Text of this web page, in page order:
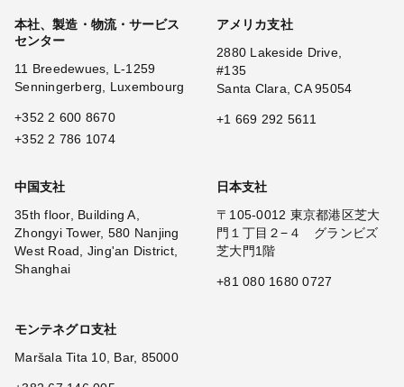
本社、製造・物流・サービス
センター
11 Breedewues, L-1259
Senningerberg, Luxembourg
+352 2 600 8670
+352 2 786 1074
アメリカ支社
2880 Lakeside Drive,
#135
Santa Clara, CA 95054
+1 669 292 5611
中国支社
35th floor, Building A,
Zhongyi Tower, 580 Nanjing
West Road, Jing'an District,
Shanghai
日本支社
〒105-0012 東京都港区芝大
門１丁目２−４ グランビズ
芝大門1階
+81 080 1680 0727
モンテネグロ支社
Maršala Tita 10, Bar, 85000